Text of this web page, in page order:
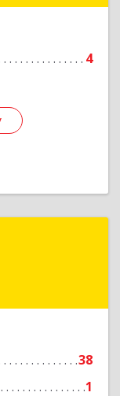
4
38
1
г. Кишинев,
Подробнее